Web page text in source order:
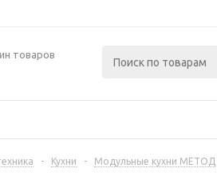
товаров
- Кухни - Модульные кухни МЕТОД